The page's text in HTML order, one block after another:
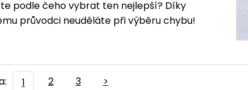
podle čeho vybrat ten nejlepší? Díky
průvodci neuděláte při výběru chybu!
1 2 3 >